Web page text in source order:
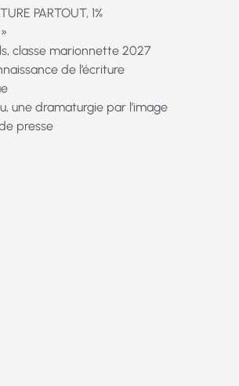
PARTOUT, 1%
classe marionnette 2027
de l’écriture
une dramaturgie par l’image
presse